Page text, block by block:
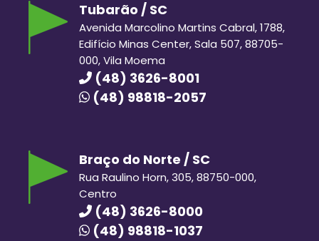
Tubarão / SC
Avenida Marcolino Martins Cabral, 1788,
Edifício Minas Center, Sala 507, 88705-
000, Vila Moema
(48) 3626-8001
(48) 98818-2057
Braço do Norte / SC
Rua Raulino Horn, 305, 88750-000,
Centro
(48) 3626-8000
(48) 98818-1037